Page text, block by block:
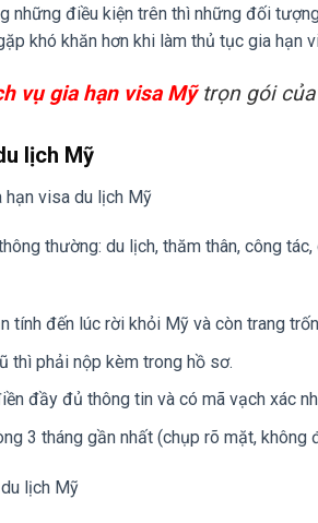
những điều kiện trên thì những đối
khó khăn hơn khi làm thủ tục gia hạn
vụ gia hạn visa Mỹtrọn gói của
lịch Mỹ
hạn visa du lịch Mỹ
thường: du lịch, thăm thân, công
tính đến lúc rời khỏi Mỹ và còn trang
thì phải nộp kèm trong hồ sơ.
đầy đủ thông tin và có mã vạch xác
3 tháng gần nhất (chụp rõ mặt, không
lịch Mỹ